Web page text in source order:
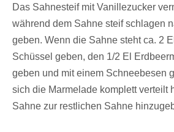
Das Sahnesteif mit Vanillezucker
während dem Sahne steif schlagen
geben. Wenn die Sahne steht ca. 2
Schüssel geben, den 1/2 El
geben und mit einem Schneebesen
sich die Marmelade komplett verteilt
Sahne zur restlichen Sahne